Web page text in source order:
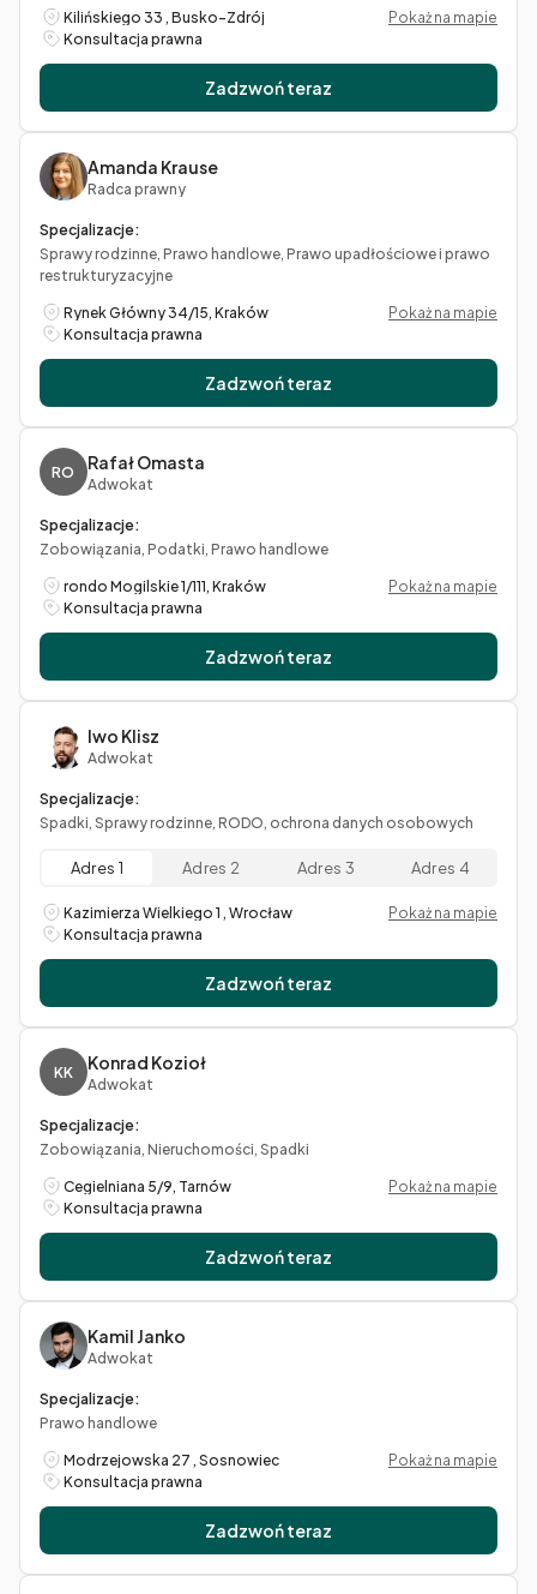
Kilińskiego 33 , Busko-Zdrój
Pokaż na mapie
Konsultacja prawna
Zadzwoń teraz
Amanda Krause
Radca prawny
Specjalizacje:
Sprawy rodzinne, Prawo handlowe, Prawo upadłościowe i prawo
restrukturyzacyjne
Rynek Główny 34/15, Kraków
Pokaż na mapie
Konsultacja prawna
Zadzwoń teraz
RO Rafał Omasta
Adwokat
Specjalizacje:
Zobowiązania, Podatki, Prawo handlowe
rondo Mogilskie 1/111, Kraków
Pokaż na mapie
Konsultacja prawna
Zadzwoń teraz
Iwo Klisz
Adwokat
Specjalizacje:
Spadki, Sprawy rodzinne, RODO, ochrona danych osobowych
Adres 1 Adres 2 Adres 3 Adres 4
Kazimierza Wielkiego 1 , Wrocław
Pokaż na mapie
Konsultacja prawna
Zadzwoń teraz
KK Konrad Kozioł
Adwokat
Specjalizacje:
Zobowiązania, Nieruchomości, Spadki
Cegielniana 5/9, Tarnów
Pokaż na mapie
Konsultacja prawna
Zadzwoń teraz
Kamil Janko
Adwokat
Specjalizacje:
Prawo handlowe
Modrzejowska 27 , Sosnowiec
Pokaż na mapie
Konsultacja prawna
Zadzwoń teraz